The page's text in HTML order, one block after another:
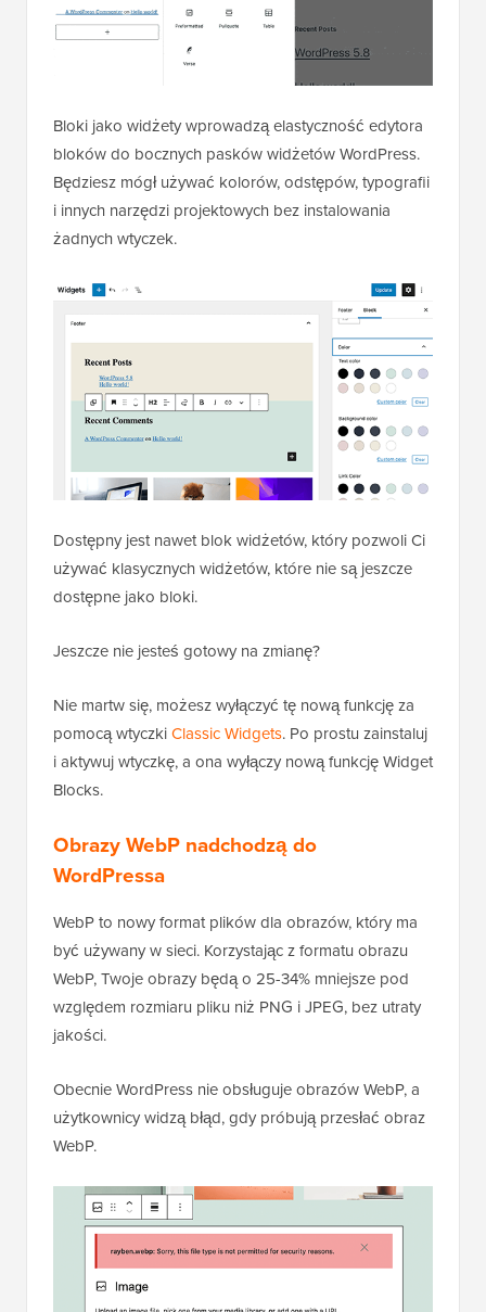
Bloki jako widżety wprowadzą elastyczność edytora
bloków do bocznych pasków widżetów WordPress.
Będziesz mógł używać kolorów, odstępów, typografii
i innych narzędzi projektowych bez instalowania
żadnych wtyczek.
Dostępny jest nawet blok widżetów, który pozwoli Ci
używać klasycznych widżetów, które nie są jeszcze
dostępne jako bloki.
Jeszcze nie jesteś gotowy na zmianę?
Nie martw się, możesz wyłączyć tę nową funkcję za
pomocą wtyczkiClassic Widgets. Po prostu zainstaluj
i aktywuj wtyczkę, a ona wyłączy nową funkcję Widget
Blocks.
Obrazy WebP nadchodzą do
WordPressa
WebP to nowy format plików dla obrazów, który ma
być używany w sieci. Korzystając z formatu obrazu
WebP, Twoje obrazy będą o 25-34% mniejsze pod
względem rozmiaru pliku niż PNG i JPEG, bez utraty
jakości.
Obecnie WordPress nie obsługuje obrazów WebP, a
użytkownicy widzą błąd, gdy próbują przesłać obraz
WebP.